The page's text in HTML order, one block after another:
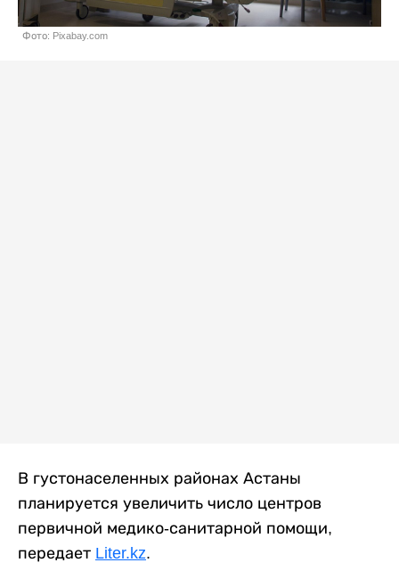
Фото: Pixabay.com
В густонаселенных районах Астаны
планируется увеличить число центров
первичной медико-санитарной помощи,
передает Liter.kz.